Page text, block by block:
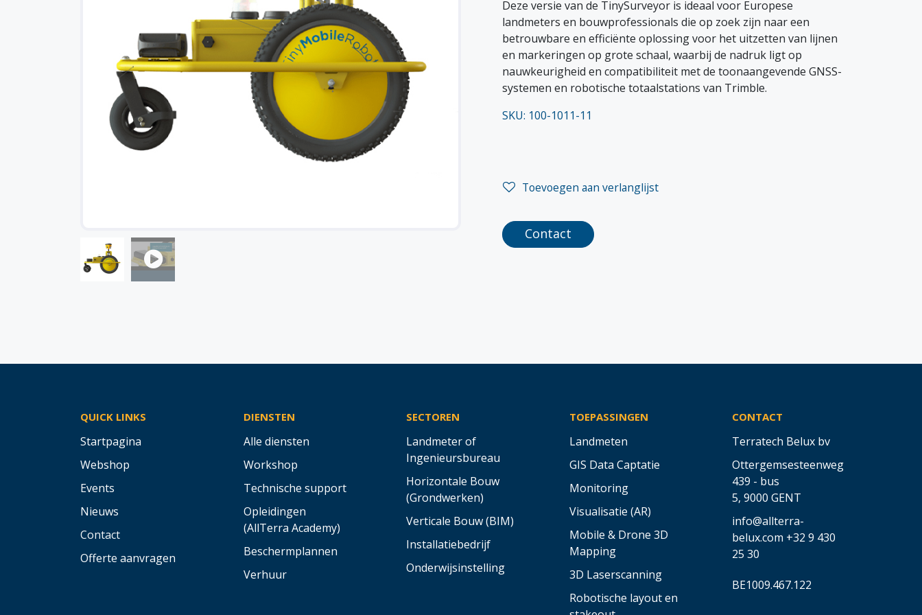
Deze versie van de TinySurveyor is ideaal voor Europese
landmeters en bouwprofessionals die op zoek zijn naar een
betrouwbare en efficiënte oplossing voor het uitzetten van lijnen
en markeringen op grote schaal, waarbij de nadruk ligt op
nauwkeurigheid en compatibiliteit met de toonaangevende GNSS-
systemen en robotische totaalstations van Trimble.
SKU: 100-1011-11
Toevoegen aan verlanglijst
Contact
QUICK LINKS
Startpagina
Webshop
Events
Nieuws
Contact
Offerte aanvragen
DIENSTEN
Alle diensten
Workshop
Technische support
Opleidingen
(AllTerra Academy)
Beschermplannen
Verhuur
SECTOREN
Landmeter of
Ingenieursbureau
Horizontale Bouw
(Grondwerken)
Verticale Bouw (BIM)
Installatiebedrijf
Onderwijsinstelling
TOEPASSINGEN
Landmeten
GIS Data Captatie
Monitoring
Visualisatie (AR)
Mobile & Drone 3D
Mapping
3D Laserscanning
Robotische layout en
CONTACT
Terratech Belux bv
Ottergemsesteenweg
439 - bus
5, 9000 GENT
info@allterra-
belux.com +32 9 430
25 30
BE1009.467.122